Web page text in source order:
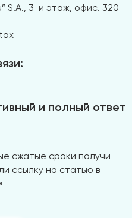
S.A., 3-й этаж, офис. 320
и полный ответ
сжатые сроки получи
ссылку на статью в